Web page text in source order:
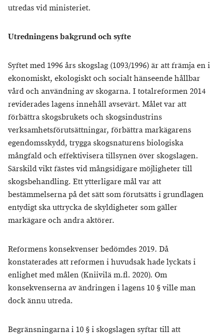
utredas vid ministeriet.
Utredningens bakgrund och syfte
Syftet med 1996 års skogslag (1093/1996) är att främja en i
ekonomiskt, ekologiskt och socialt hänseende hållbar
vård och användning av skogarna. I totalreformen 2014
reviderades lagens innehåll avsevärt. Målet var att
förbättra skogsbrukets och skogsindustrins
verksamhetsförutsättningar, förbättra markägarens
egendomsskydd, trygga skogsnaturens biologiska
mångfald och effektivisera tillsynen över skogslagen.
Särskild vikt fästes vid mångsidigare möjligheter till
skogsbehandling. Ett ytterligare mål var att
bestämmelserna på det sätt som förutsätts i grundlagen
entydigt ska uttrycka de skyldigheter som gäller
markägare och andra aktörer.
Reformens konsekvenser bedömdes 2019. Då
konstaterades att reformen i huvudsak hade lyckats i
enlighet med målen (Kniivilä m.fl. 2020). Om
konsekvenserna av ändringen i lagens 10 § ville man
dock ännu utreda.
Begränsningarna i 10 § i skogslagen syftar till att